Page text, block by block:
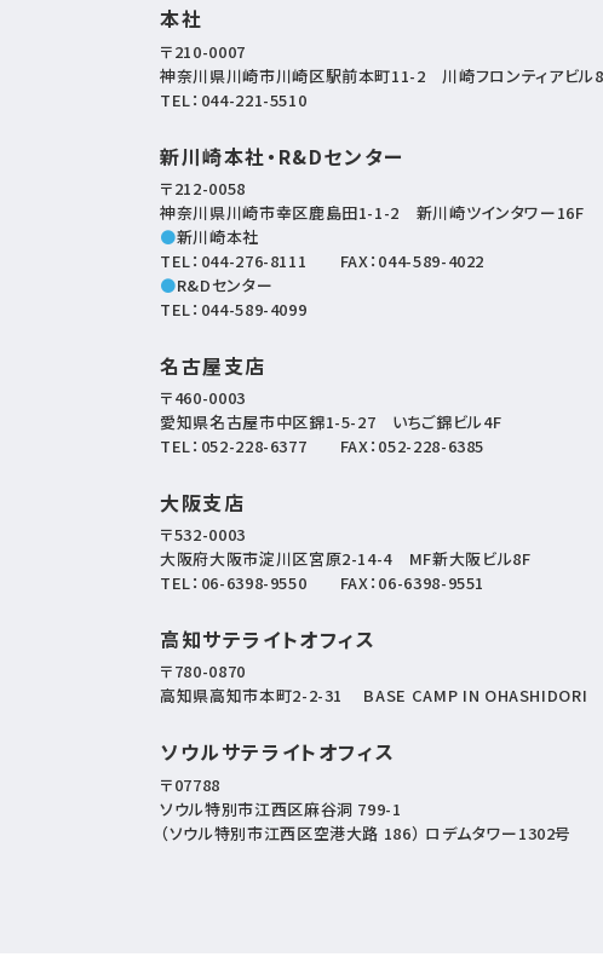
本社
〒210-0007
神奈川県川崎市川崎区駅前本町11-2 川崎フロンティアビル
TEL： 044-221-5510
新川崎本社・R&Dセンター
〒212-0058
神奈川県川崎市幸区鹿島田1-1-2 新川崎ツインタワー16F
●新川崎本社
TEL： 044-276-8111 FAX：044-589-4022
●R&Dセンター
TEL： 044-589-4099
名古屋支店
〒460-0003
愛知県名古屋市中区錦1-5-27 いちご錦ビル4F
TEL： 052-228-6377 FAX：052-228-6385
大阪支店
〒532-0003
大阪府大阪市淀川区宮原2-14-4 MF新大阪ビル8F
TEL： 06-6398-9550 FAX：06-6398-9551
高知サテライトオフィス
〒780-0870
高知県高知市本町2-2-31 BASE CAMP IN OHASHIDORI
ソウルサテライトオフィス
〒07788
ソウル特別市江西区麻谷洞 799-1
（ソウル特別市江西区空港大路 186） ロデムタワー1302号